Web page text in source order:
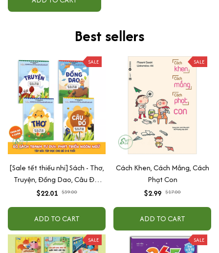
Best sellers
SALE
[Sale tết thiếu nhi] Sách - Thơ,
Truyện, Đồng Dao, Câu Đố,
Tập Nói Tập Đọc Cho Bé 0-6
$22.01 $39.00
ADD TO CART
SALE
Cách Khen, Cách Mắng, Cách
Phạt Con
$2.99 $17.00
ADD TO CART
SALE SALE